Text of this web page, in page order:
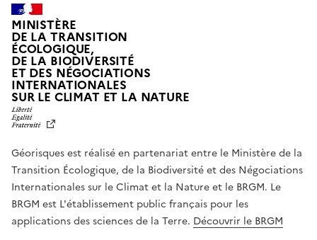
MINISTÈRE
DE LA TRANSITION
ÉCOLOGIQUE,
DE LA BIODIVERSITÉ
ET DES NÉGOCIATIONS
INTERNATIONALES
SUR LE CLIMAT ET LA NATUREL
T
É
,
É
G
A
L
Géorisques est réalisé en partenariat entre le Ministère de la
Transition Écologique, de la Biodiversité et des Négociations
Internationales sur le Climat et la Nature et le BRGM. Le
BRGM est L'établissement public français pour les
applications des sciences de la Terre. Découvrir le BRGM